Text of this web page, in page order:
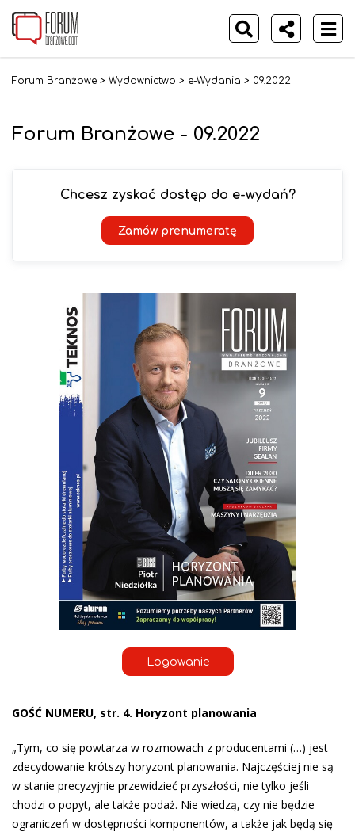
Forum Branżowe > Wydawnictwo > e-Wydania > 09.2022
Forum Branżowe - 09.2022
Chcesz zyskać dostęp do e-wydań?
Zamów prenumeratę
Logowanie
GOŚĆ NUMERU, str. 4. Horyzont planowania
„Tym, co się powtarza w rozmo­wach z producentami (…) jest
zde­cydowanie krótszy horyzont planowania. Naj­częściej nie są
w stanie precyzyjnie przewidzieć przyszłości, nie tylko jeśli
chodzi o popyt, ale także podaż. Nie wiedzą, czy nie będzie
ogra­niczeń w dostępności komponentów, a także jak będą się